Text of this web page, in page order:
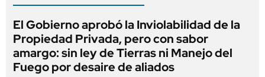
El Gobierno aprobó la Inviolabilidad de la
Propiedad Privada, pero con sabor
amargo: sin ley de Tierras ni Manejo del
Fuego por desaire de aliados